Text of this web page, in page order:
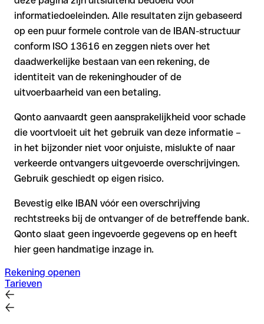
informatiedoeleinden. Alle resultaten zijn gebaseerd
op een puur formele controle van de IBAN-structuur
conform ISO 13616 en zeggen niets over het
daadwerkelijke bestaan van een rekening, de
identiteit van de rekeninghouder of de
uitvoerbaarheid van een betaling.
Qonto aanvaardt geen aansprakelijkheid voor schade
die voortvloeit uit het gebruik van deze informatie –
in het bijzonder niet voor onjuiste, mislukte of naar
verkeerde ontvangers uitgevoerde overschrijvingen.
Gebruik geschiedt op eigen risico.
Bevestig elke IBAN vóór een overschrijving
rechtstreeks bij de ontvanger of de betreffende bank.
Qonto slaat geen ingevoerde gegevens op en heeft
hier geen handmatige inzage in.
Rekening openen
Tarieven